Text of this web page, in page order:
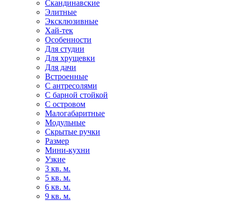
Скандинавские
Элитные
Эксклюзивные
Хай-тек
Особенности
Для студии
Для хрущевки
Для дачи
Встроенные
С антресолями
С барной стойкой
С островом
Малогабаритные
Модульные
Скрытые ручки
Размер
Мини-кухни
Узкие
3 кв. м.
5 кв. м.
6 кв. м.
9 кв. м.